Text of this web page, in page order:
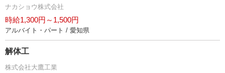
ナカショウ株式会社
時給1,300円～1,500円
アルバイト・パート / 愛知県
解体工
株式会社大鷹工業